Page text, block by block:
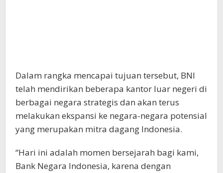
Dalam rangka mencapai tujuan tersebut, BNI
telah mendirikan beberapa kantor luar negeri di
berbagai negara strategis dan akan terus
melakukan ekspansi ke negara-negara potensial
yang merupakan mitra dagang Indonesia.
“Hari ini adalah momen bersejarah bagi kami,
Bank Negara Indonesia, karena dengan